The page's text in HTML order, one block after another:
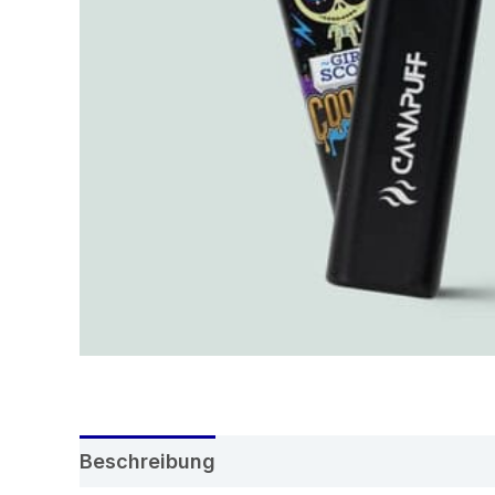
Beschreibung